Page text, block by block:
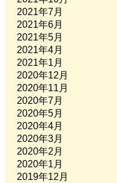
2021年7月
2021年6月
2021年5月
2021年4月
2021年1月
2020年12月
2020年11月
2020年7月
2020年5月
2020年4月
2020年3月
2020年2月
2020年1月
2019年12月